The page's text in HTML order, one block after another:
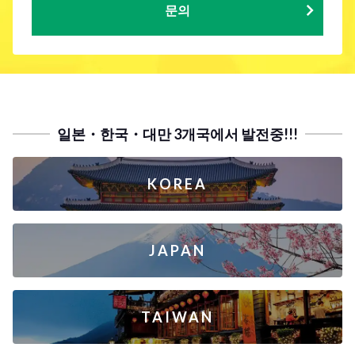
문의
일본・한국・대만 3개국에서 발전중!!!
KOREA
JAPAN
TAIWAN